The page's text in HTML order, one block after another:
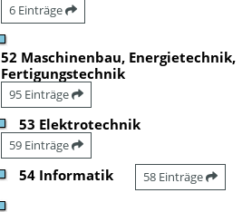
6 Einträge
52 Maschinenbau, Energietechnik,
Fertigungstechnik
95 Einträge
53 Elektrotechnik
59 Einträge
54 Informatik 58 Einträge